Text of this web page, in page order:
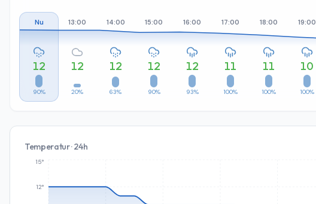
Nu
12
90%
13:00
12
20%
14:00
12
63%
15:00
12
90%
16:00
12
93%
17:00
11
100%
18:00
11
100%
19:00
10
100%
Temperatur · 24h
12°
15°